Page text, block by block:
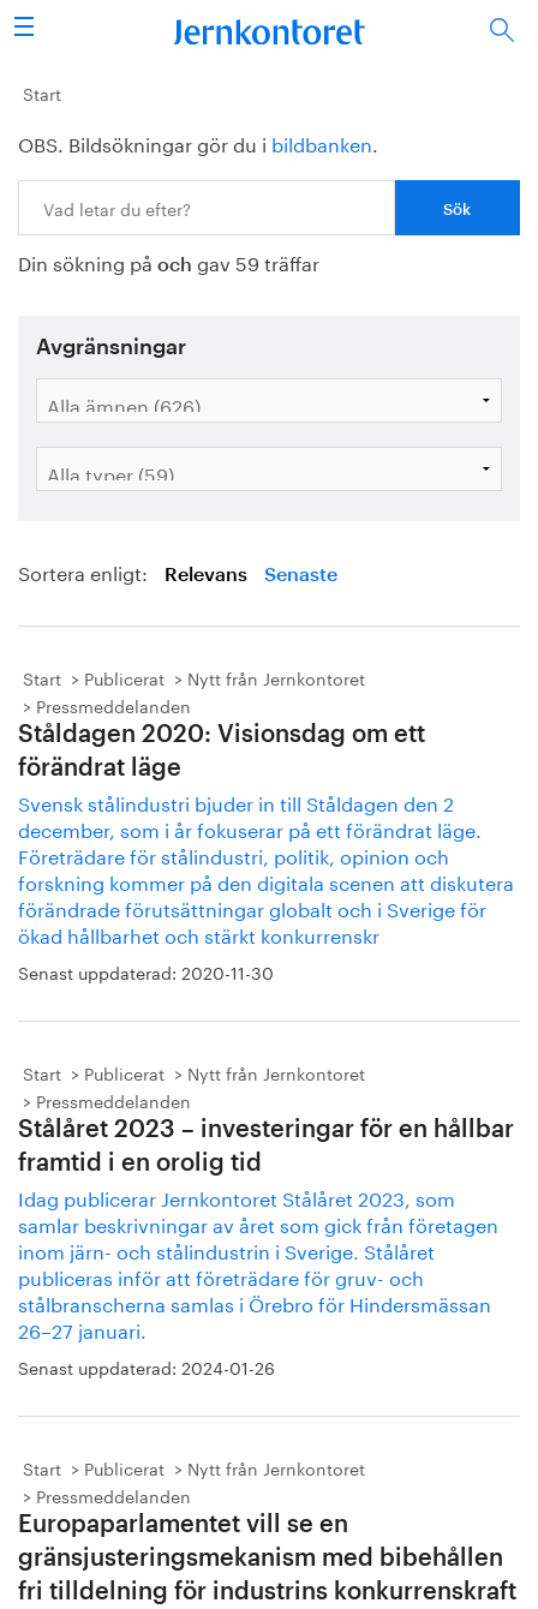
Sök
Stålindustrin
Vision 2050
Forskning/utbildning
Energi/miljö
Vi tycker
Bildbank
Start
OBS. Bildsökningar gör du i bildbanken.
Din sökning på och gav 59 träffar
Avgränsningar
Sortera enligt: Relevans Senaste
Start Publicerat
Nytt från Jernkontoret
Pressmeddelanden
Ståldagen 2020: Visionsdag om ett
förändrat läge
Svensk stålindustri bjuder in till Ståldagen den 2
december, som i år fokuserar på ett förändrat läge.
Företrädare för stålindustri, politik, opinion och
forskning kommer på den digitala scenen att diskutera
förändrade förutsättningar globalt och i Sverige för
ökad hållbarhet och stärkt konkurrenskr
Senast uppdaterad: 2020-11-30
Start Publicerat
Nytt från Jernkontoret
Pressmeddelanden
Stålåret 2023 – investeringar för en hållbar
framtid i en orolig tid
Idag publicerar Jernkontoret Stålåret 2023, som
samlar beskrivningar av året som gick från företagen
inom järn- och stålindustrin i Sverige. Stålåret
publiceras inför att företrädare för gruv- och
stålbranscherna samlas i Örebro för Hindersmässan
26–27 januari.
Senast uppdaterad: 2024-01-26
Start Publicerat
Nytt från Jernkontoret
Pressmeddelanden
Europaparlamentet vill se en
gränsjusteringsmekanism med bibehållen
fri tilldelning för industrins konkurrenskraft